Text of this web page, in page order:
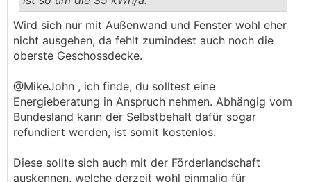
..
Wird sich nur mit Außenwand und Fenster wohl eher
nicht ausgehen, da fehlt zumindest auch noch die
oberste Geschossdecke.
@MikeJohn , ich finde, du solltest eine
Energieberatung in Anspruch nehmen. Abhängig vom
Bundesland kann der Selbstbehalt dafür sogar
refundiert werden, ist somit kostenlos.
Diese sollte sich auch mit der Förderlandschaft
auskennen, welche derzeit wohl einmalig für